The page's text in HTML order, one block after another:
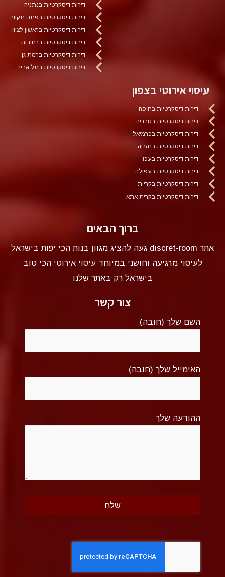
דירות דיסקרטיות בנתניה
דירות דיסקרטיות בפתח תקווה
דירות דיסקרטיות בראשון לציון
דירות דיסקרטיות ברחובות
דירות דיסקרטיות ברמת גן
דירות דיסקרטיות בתל אביב
עיסוי אירוטי בצפון
דירות דיסקרטיות בחיפה
דירות דיסקרטיות בטבריה
דירות דיסקרטיות בכרמיאל
דירות דיסקרטיות בנהריה
דירות דיסקרטיות בעכו
דירות דיסקרטיות בעפולה
דירות דיסקרטיות בקריות
דירות דיסקרטיות בקרית אתא
ברוך הבאים
אתר discret-room געה להציג מגוון בנות הכי יפות בישראל
לעיסוי מרגיעה וחושני במיוחדעיסוי אירוטי הכי טוב
בישראל רק באתר שלנו
צור קשר
השם שלך (חובה)
האימייל שלך (חובה)
ההודעה שלך